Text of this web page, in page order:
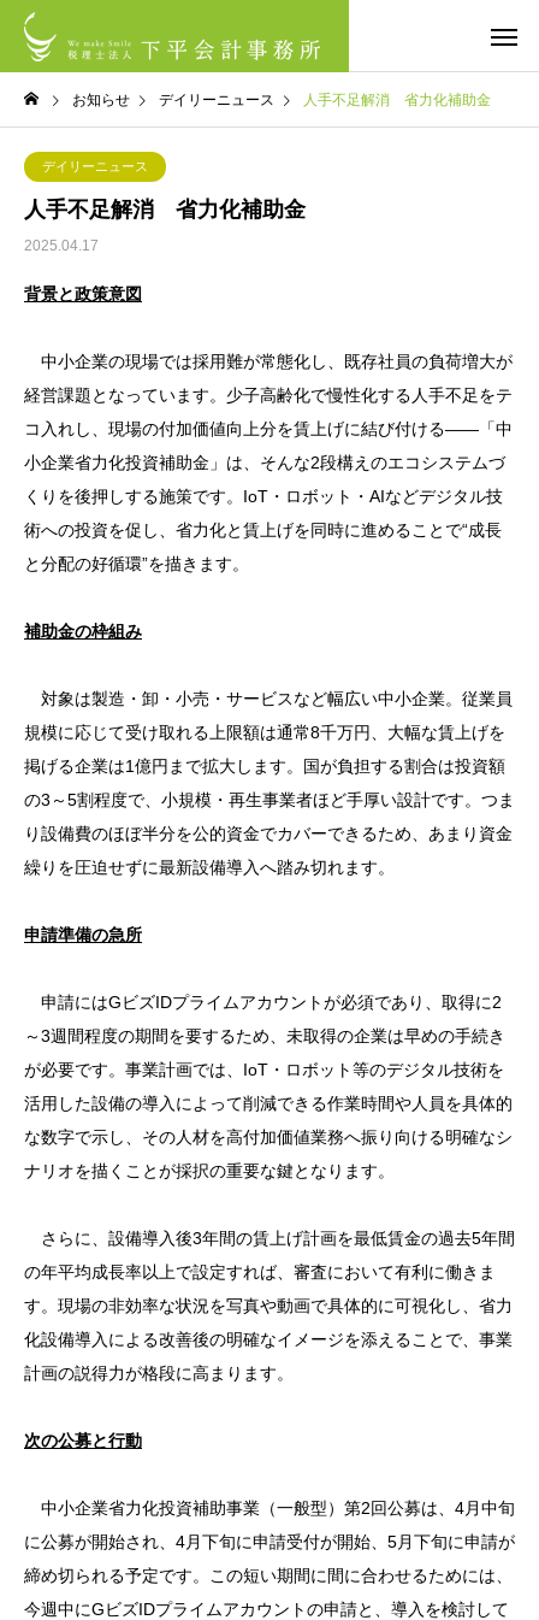
お知らせ デイリーニュース 人手不足解消 省力化補助金
デイリーニュース
人手不足解消 省力化補助金
2025.04.17
背景と政策意図
中小企業の現場では採用難が常態化し、既存社員の負荷増大が
経営課題となっています。少子高齢化で慢性化する人手不足をテ
コ入れし、現場の付加価値向上分を賃上げに結び付ける――「中
小企業省力化投資補助金」は、そんな2段構えのエコシステムづ
くりを後押しする施策です。IoT・ロボット・AIなどデジタル技
術への投資を促し、省力化と賃上げを同時に進めることで“成長
と分配の好循環”を描きます。
補助金の枠組み
対象は製造・卸・小売・サービスなど幅広い中小企業。従業員
規模に応じて受け取れる上限額は通常8千万円、大幅な賃上げを
掲げる企業は1億円まで拡大します。国が負担する割合は投資額
の3～5割程度で、小規模・再生事業者ほど手厚い設計です。つま
り設備費のほぼ半分を公的資金でカバーできるため、あまり資金
繰りを圧迫せずに最新設備導入へ踏み切れます。
申請準備の急所
申請にはGビズIDプライムアカウントが必須であり、取得に2
～3週間程度の期間を要するため、未取得の企業は早めの手続き
が必要です。事業計画では、IoT・ロボット等のデジタル技術を
活用した設備の導入によって削減できる作業時間や人員を具体的
な数字で示し、その人材を高付加価値業務へ振り向ける明確なシ
ナリオを描くことが採択の重要な鍵となります。
さらに、設備導入後3年間の賃上げ計画を最低賃金の過去5年間
の年平均成長率以上で設定すれば、審査において有利に働きま
す。現場の非効率な状況を写真や動画で具体的に可視化し、省力
化設備導入による改善後の明確なイメージを添えることで、事業
計画の説得力が格段に高まります。
次の公募と行動
中小企業省力化投資補助事業（一般型）第2回公募は、4月中旬
に公募が開始され、4月下旬に申請受付が開始、5月下旬に申請が
締め切られる予定です。この短い期間に間に合わせるためには、
今週中にGビズIDプライムアカウントの申請と、導入を検討して